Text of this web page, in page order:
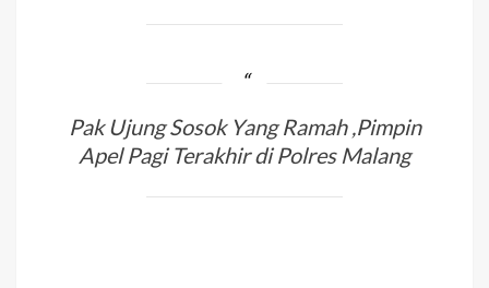
Pak Ujung Sosok Yang Ramah ,Pimpin
Apel Pagi Terakhir di Polres Malang